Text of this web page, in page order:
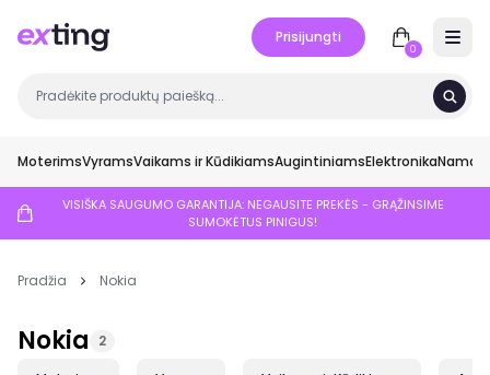
Prisijungti
0
MoterimsVyramsVaikams ir KūdikiamsAugintiniamsElektronikaNamai
VISIŠKA SAUGUMO GARANTIJA: NEGAUSITE PREKĖS - GRĄŽINSIME
SUMOKĖTUS PINIGUS!
Pradžia Nokia
Nokia 2